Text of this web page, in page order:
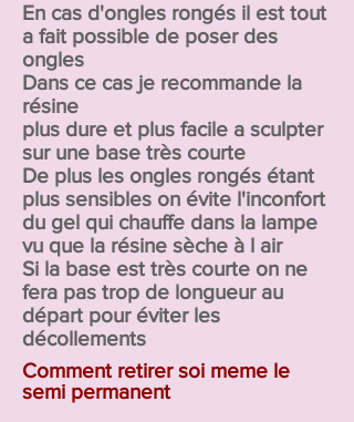
En cas d'ongles rongés il est tout
a fait possible de poser des
ongles
Dans ce cas je recommande la
résine
plus dure et plus facile a sculpter
sur une base très courte
De plus les ongles rongés étant
plus sensibles on évite l'inconfort
du gel qui chauffe dans la lampe
vu que la résine sèche à l air
Si la base est très courte on ne
fera pas trop de longueur au
départ pour éviter les
décollements
Comment retirer soi meme le
semi permanent